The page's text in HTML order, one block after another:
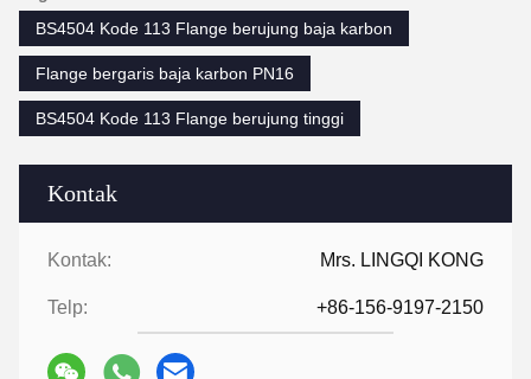
Kontak
Kontak: Mrs. LINGQI KONG
Telp: +86-156-9197-2150
BS4504 Kode 113 Flange berujung baja karbon
Flange bergaris baja karbon PN16
BS4504 Kode 113 Flange berujung tinggi